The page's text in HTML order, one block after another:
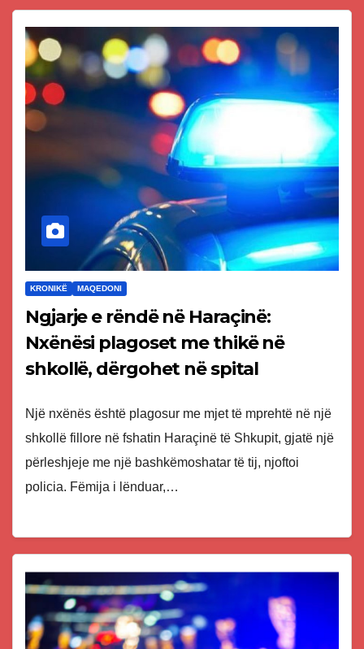
KRONIKË MAQEDONI
Ngjarje e rëndë në Haraçinë:
Nxënësi plagoset me thikë në
shkollë, dërgohet në spital
Një nxënës është plagosur me mjet të mprehtë në një
shkollë fillore në fshatin Haraçinë të Shkupit, gjatë një
përleshjeje me një bashkëmoshatar të tij, njoftoi
policia. ​Fëmija i lënduar,…